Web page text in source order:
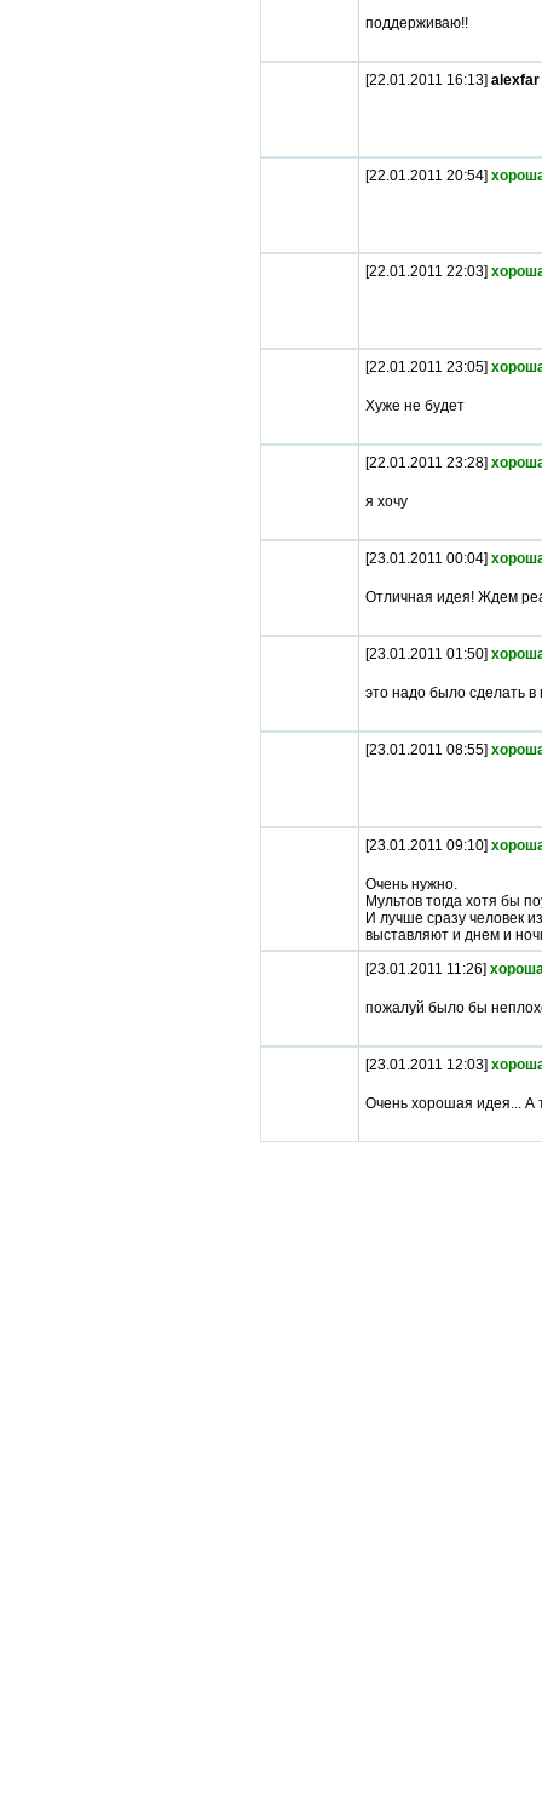
поддерживаю!!
[22.01.2011 16:13] alexfar
[22.01.2011 20:54]
[22.01.2011 22:03]
[22.01.2011 23:05]
Хуже не будет
[22.01.2011 23:28]
я хочу
[23.01.2011 00:04]
Отличная идея! Ждем
[23.01.2011 01:50]
это надо было сделать в
[23.01.2011 08:55]
[23.01.2011 09:10]
Очень нужно.
Мультов тогда хотя бы
И лучше сразу человек
выставляют и днем и
[23.01.2011 11:26]
пожалуй было бы
[23.01.2011 12:03]
Очень хорошая идея... А